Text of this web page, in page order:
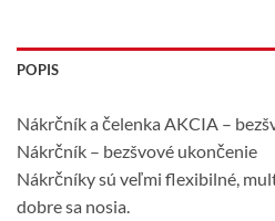
POPIS
Nákrčník a čelenka AKCIA –
Nákrčník – bezšvové ukončenie
Nákrčníky sú veľmi flexibilné,
dobre sa nosia.